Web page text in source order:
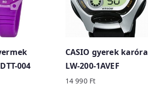
004
CASIO gyerek karóra
LW-200-1AVEF
14 990 Ft